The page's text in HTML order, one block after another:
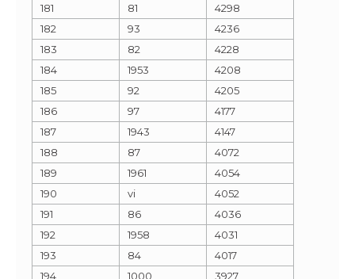
181
81
4298
182
93
4236
183
82
4228
184
1953
4208
185
92
4205
186
97
4177
187
1943
4147
188
87
4072
189
1961
4054
190
vi
4052
191
86
4036
192
1958
4031
193
84
4017
194
1000 3927